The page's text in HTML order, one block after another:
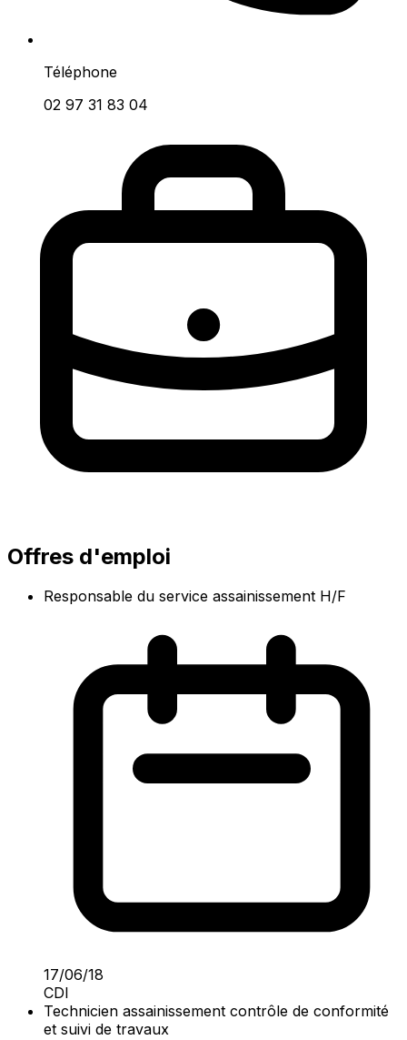
Téléphone
02 97 31 83 04
Offres d'emploi
Responsable du service assainissement H/F
17/06/18
CDI
Technicien assainissement contrôle de conformité
et suivi de travaux